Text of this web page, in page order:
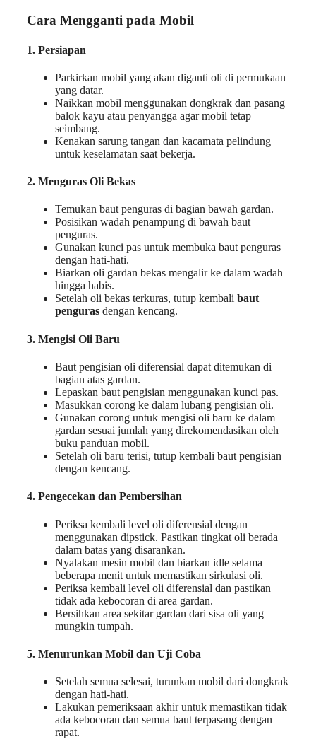
Cara Mengganti pada Mobil
1. Persiapan
Parkirkan mobil yang akan diganti oli di permukaan
yang datar.
Naikkan mobil menggunakan dongkrak dan pasang
balok kayu atau penyangga agar mobil tetap
seimbang.
Kenakan sarung tangan dan kacamata pelindung
untuk keselamatan saat bekerja.
2. Menguras Oli Bekas
Temukan baut penguras di bagian bawah gardan.
Posisikan wadah penampung di bawah baut
penguras.
Gunakan kunci pas untuk membuka baut penguras
dengan hati-hati.
Biarkan oli gardan bekas mengalir ke dalam wadah
hingga habis.
Setelah oli bekas terkuras, tutup kembali baut
penguras dengan kencang.
3. Mengisi Oli Baru
Baut pengisian oli diferensial dapat ditemukan di
bagian atas gardan.
Lepaskan baut pengisian menggunakan kunci pas.
Masukkan corong ke dalam lubang pengisian oli.
Gunakan corong untuk mengisi oli baru ke dalam
gardan sesuai jumlah yang direkomendasikan oleh
buku panduan mobil.
Setelah oli baru terisi, tutup kembali baut pengisian
dengan kencang.
4. Pengecekan dan Pembersihan
Periksa kembali level oli diferensial dengan
menggunakan dipstick. Pastikan tingkat oli berada
dalam batas yang disarankan.
Nyalakan mesin mobil dan biarkan idle selama
beberapa menit untuk memastikan sirkulasi oli.
Periksa kembali level oli diferensial dan pastikan
tidak ada kebocoran di area gardan.
Bersihkan area sekitar gardan dari sisa oli yang
mungkin tumpah.
5. Menurunkan Mobil dan Uji Coba
Setelah semua selesai, turunkan mobil dari dongkrak
dengan hati-hati.
Lakukan pemeriksaan akhir untuk memastikan tidak
ada kebocoran dan semua baut terpasang dengan
rapat.